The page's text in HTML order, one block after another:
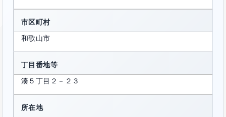
市区町村
和歌山市
丁目番地等
湊５丁目２－２３
所在地